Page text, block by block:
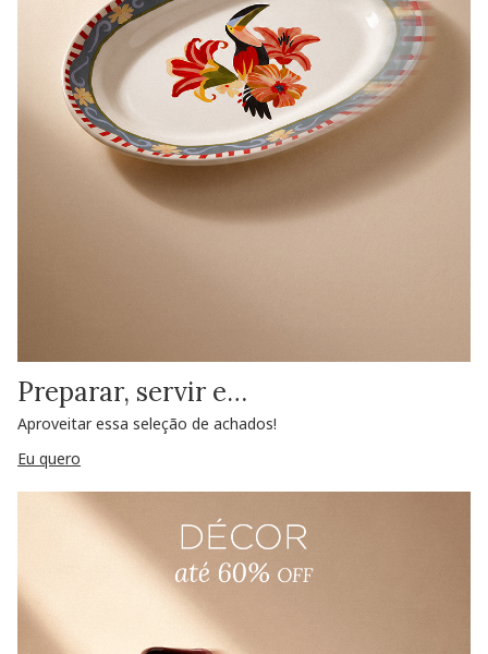
Preparar, servir e…
Aproveitar essa seleção de achados!
Eu quero